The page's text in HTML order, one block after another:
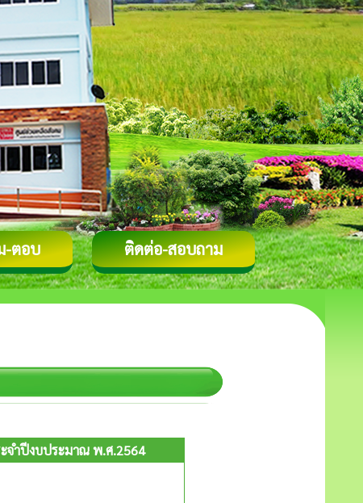
-ตอบ ติดต่อ-สอบถาม
จำปีงบประมาณ พ.ศ.2564